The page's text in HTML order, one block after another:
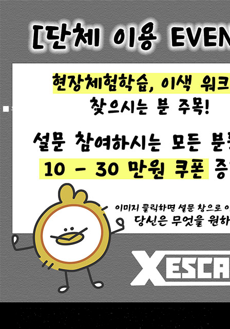
오늘하루 창을 열지 않음 창닫기